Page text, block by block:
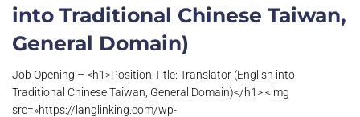
into Traditional Chinese Taiwan,
General Domain)
Job Opening – <h1>Position Title: Translator (English into
Traditional Chinese Taiwan, General Domain)</h1> <img
src=»https://langlinking.com/wp-